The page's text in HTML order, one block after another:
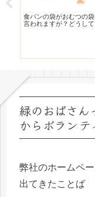
食パンの袋がおむつの
言われますが？どうして
緑のおばさん
からボランテ
弊社のホームペー
出てきたことば